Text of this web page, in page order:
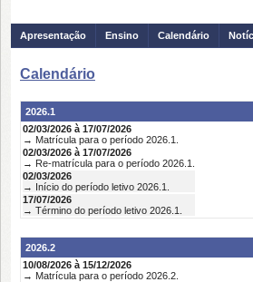
Apresentação Ensino Calendário
Calendário
2026.1
02/03/2026 à 17/07/2026
→ Matrícula para o período 2026.1.
02/03/2026 à 17/07/2026
→ Re-matrícula para o período 2026.1.
02/03/2026
→ Início do período letivo 2026.1.
17/07/2026
→ Término do período letivo 2026.1.
2026.2
10/08/2026 à 15/12/2026
→ Matrícula para o período 2026.2.